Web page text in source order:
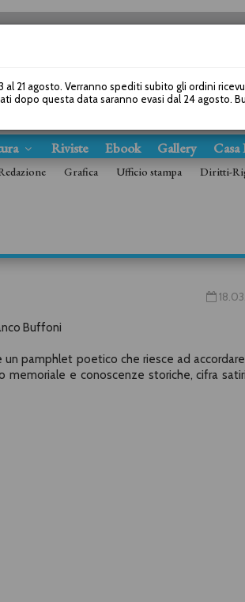
Riviste Ebook Gallery
Grafica Ufficio stampa Diritti-
Buffoni
pamphlet poetico che riesce ad
memoriale e conoscenze storiche, cifra
al 21 agosto. Verranno spediti subito gli ordini
dopo questa data saranno evasi dal 24 agosto.